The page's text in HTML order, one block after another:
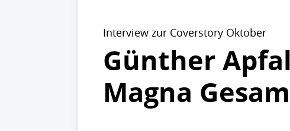
Interview zur Coverstory Oktober
Günther
Magna